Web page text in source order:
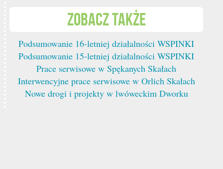
Zobacz także
Podsumowanie 16-letniej działalności WSPINKI
Podsumowanie 15-letniej działalności WSPINKI
Prace serwisowe w Spękanych Skałach
Interwencyjne prace serwisowe w Orlich Skałach
Nowe drogi i projekty w lwóweckim Dworku